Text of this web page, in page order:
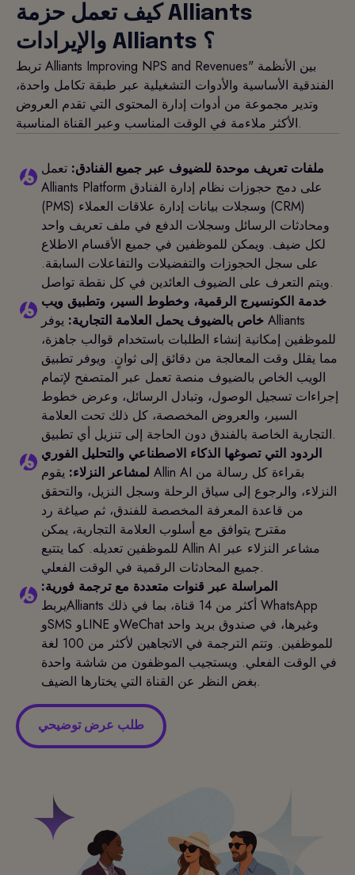
كيف تعمل حزمة Alliants
والإيرادات Alliants ؟
تربط Alliants Improving NPS and Revenues" بين الأنظمة
الفندقية الأساسية والأدوات التشغيلية عبر طبقة تكامل واحدة،
وتدير مجموعة من أدوات إدارة المحتوى التي تقدم العروض
الأكثر ملاءمة في الوقت المناسب وعبر القناة المناسبة.
ملفات تعريف موحدة للضيوف عبر جميع الفنادق: تعمل
Alliants Platform على دمج حجوزات نظام إدارة الفنادق
(PMS) وسجلات بيانات إدارة علاقات العملاء (CRM)
ومحادثات الرسائل وسجلات الدفع في ملف تعريف واحد
لكل ضيف. ويمكن للموظفين في جميع الأقسام الاطلاع
على سجل الحجوزات والتفضيلات والتفاعلات السابقة.
ويتم التعرف على الضيوف العائدين في كل نقطة تواصل.
خدمة الكونسيرج الرقمية، وخطوط السير، وتطبيق ويب
خاص بالضيوف يحمل العلامة التجارية: يوفر Alliants
للموظفين إمكانية إنشاء الطلبات باستخدام قوالب جاهزة،
مما يقلل وقت المعالجة من دقائق إلى ثوانٍ. ويوفر تطبيق
الويب الخاص بالضيوف منصة تعمل عبر المتصفح لإتمام
إجراءات تسجيل الوصول، وتبادل الرسائل، وعرض خطوط
السير، والعروض المخصصة، كل ذلك تحت العلامة
التجارية الخاصة بالفندق دون الحاجة إلى تنزيل أي تطبيق.
الردود التي تصوغها الذكاء الاصطناعي والتحليل الفوري
لمشاعر النزلاء: يقوم Allin AI بقراءة كل رسالة من
النزلاء، والرجوع إلى سياق الرحلة وسجل النزيل، والتحقق
من قاعدة المعرفة المخصصة للفندق، ثم صياغة رد
مقترح يتوافق مع أسلوب العلامة التجارية، يمكن
للموظفين تعديله. كما يتتبع Allin AI مشاعر النزلاء عبر
جميع المحادثات الرقمية في الوقت الفعلي.
المراسلة عبر قنوات متعددة مع ترجمة فورية:
يربطAlliants أكثر من 14 قناة، بما في ذلك WhatsApp
وSMS وLINE وWeChat وغيرها، في صندوق بريد واحد
للموظفين. وتتم الترجمة في الاتجاهين لأكثر من 100 لغة
في الوقت الفعلي. ويستجيب الموظفون من شاشة واحدة
بغض النظر عن القناة التي يختارها الضيف.
طلب عرض توضيحي